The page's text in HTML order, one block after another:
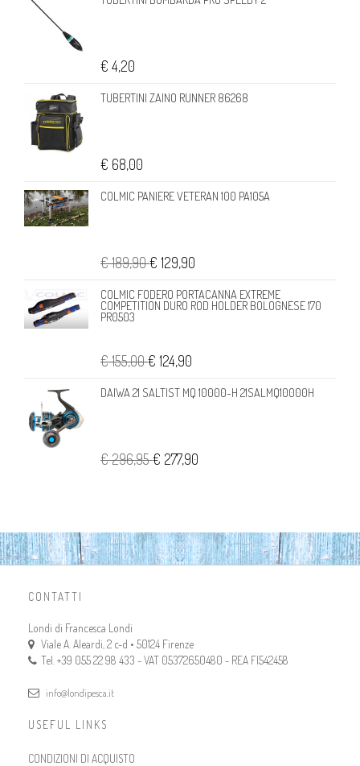
€ 4,20
TUBERTINI ZAINO RUNNER 86268
€ 68,00
COLMIC PANIERE VETERAN 100 PA105A
€ 189,90€ 129,90
COLMIC FODERO PORTACANNA EXTREME
COMPETITION DURO ROD HOLDER BOLOGNESE 170
PR0503
€ 155,00€ 124,90
DAIWA 21 SALTIST MQ 10000-H 21SALMQ10000H
€ 296,95€ 277,90
CONTATTI
Londi di Francesca Londi
Viale A. Aleardi, 2 c-d • 50124 Firenze
Tel. +39 055 22 98 433 - VAT 05372650480 - REA FI542458
info@londipesca.it
USEFUL LINKS
CONDIZIONI DI ACQUISTO